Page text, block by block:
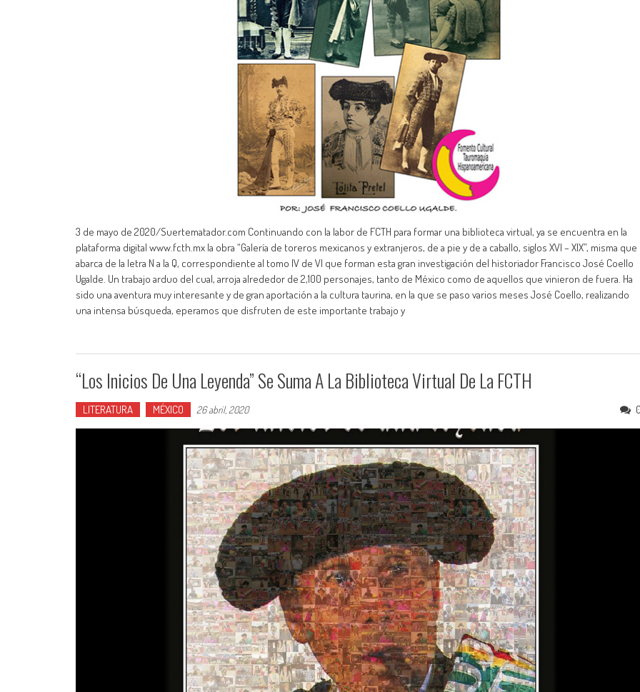
3 de mayo de 2020/Suertematador.com Continuando con la labor de FCTH para formar una biblioteca virtual, ya se encuentra en la
plataforma digital www.fcth.mx la obra “Galería de toreros mexicanos y extranjeros, de a pie y de a caballo, siglos XVI – XIX”, misma que
abarca de la letra N a la Q, correspondiente al tomo IV de VI que forman esta gran investigación del historiador Francisco José Coello
Ugalde. Un trabajo arduo del cual, arroja alrededor de 2,100 personajes, tanto de México como de aquellos que vinieron de fuera. Ha
sido una aventura muy interesante y de gran aportación a la cultura taurina, en la que se paso varios meses José Coello, realizando
una intensa búsqueda, eperamos que disfruten de este importante trabajo y
“Los Inicios De Una Leyenda” Se Suma A La Biblioteca Virtual De La FCTH
LITERATURA MÉXICO 26 abril, 2020